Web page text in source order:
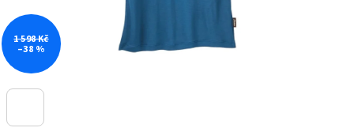
1 598 Kč
–38 %